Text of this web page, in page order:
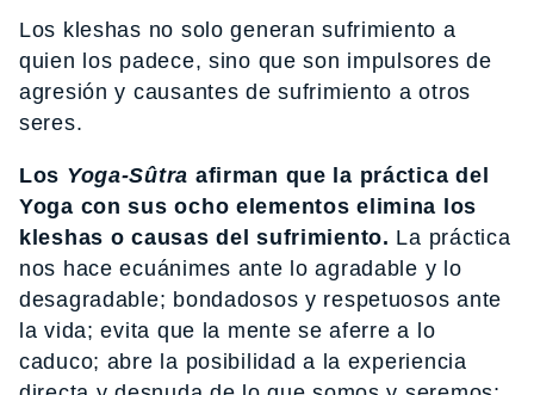
Los kleshas no solo generan sufrimiento a
quien los padece, sino que son impulsores de
agresión y causantes de sufrimiento a otros
seres.
Los Yoga-Sûtra afirman que la práctica del
Yoga con sus ocho elementos elimina los
kleshas o causas del sufrimiento. La práctica
nos hace ecuánimes ante lo agradable y lo
desagradable; bondadosos y respetuosos ante
la vida; evita que la mente se aferre a lo
caduco; abre la posibilidad a la experiencia